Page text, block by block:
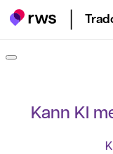
Kann KI